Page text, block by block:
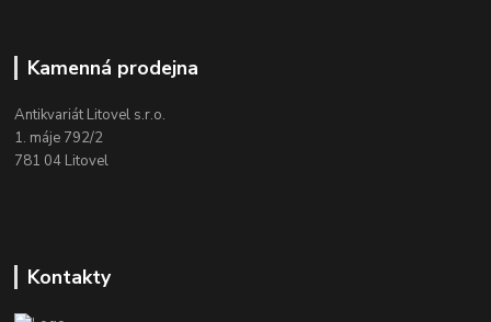
Kamenná prodejna
Antikvariát Litovel s.r.o.
1. máje 792/2
781 04 Litovel
Kontakty